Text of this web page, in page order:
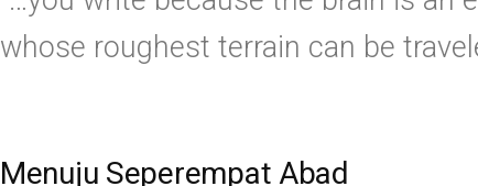
whose roughest terrain can be
Menuju Seperempat Abad